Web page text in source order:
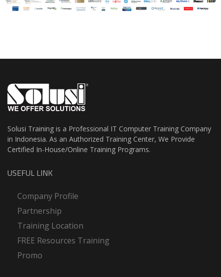
Solusi Training is a Professional IT Computer Training Company
in Indonesia. As an Authorized Training Center, We Provide
Certified In-House/Online Training Programs.
USEFUL LINK
Company Profile
Partnership
Training Location
FREE Resources Training
Promo